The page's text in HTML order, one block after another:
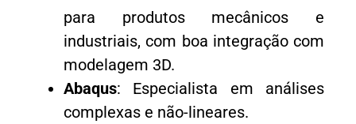
para produtos mecânicos e
industriais, com boa integração com
modelagem 3D.
Abaqus: Especialista em análises
complexas e não-lineares.